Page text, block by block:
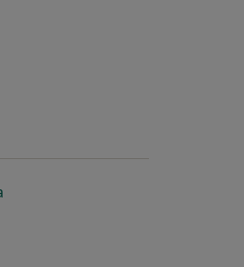
záložce
se otevře v nové záložce